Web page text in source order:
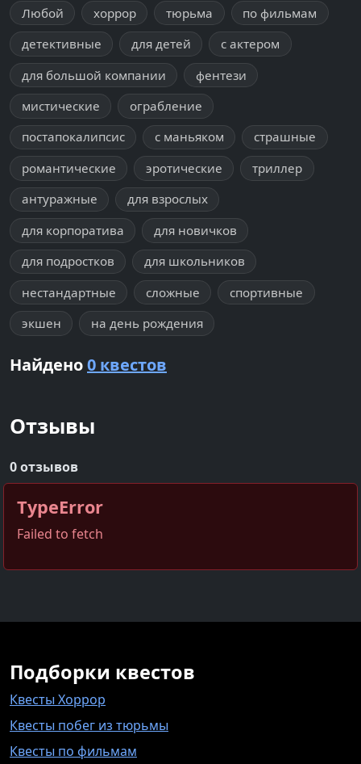
Любой хоррор тюрьма
по фильмам
детективные
для детей
с актером
для большой компании
фентези
мистические
ограбление
постапокалипсис
с маньяком
страшные
романтические
эротические
триллер
антуражные
для взрослых
для корпоратива
для новичков
для подростков
для школьников
нестандартные
сложные
спортивные
экшен
на день рождения
Найдено0 квестов
Отзывы
0 отзывов
TypeError
Failed to fetch
Подборки квестов
Квесты Хоррор
Квесты побег из тюрьмы
Квесты по фильмам